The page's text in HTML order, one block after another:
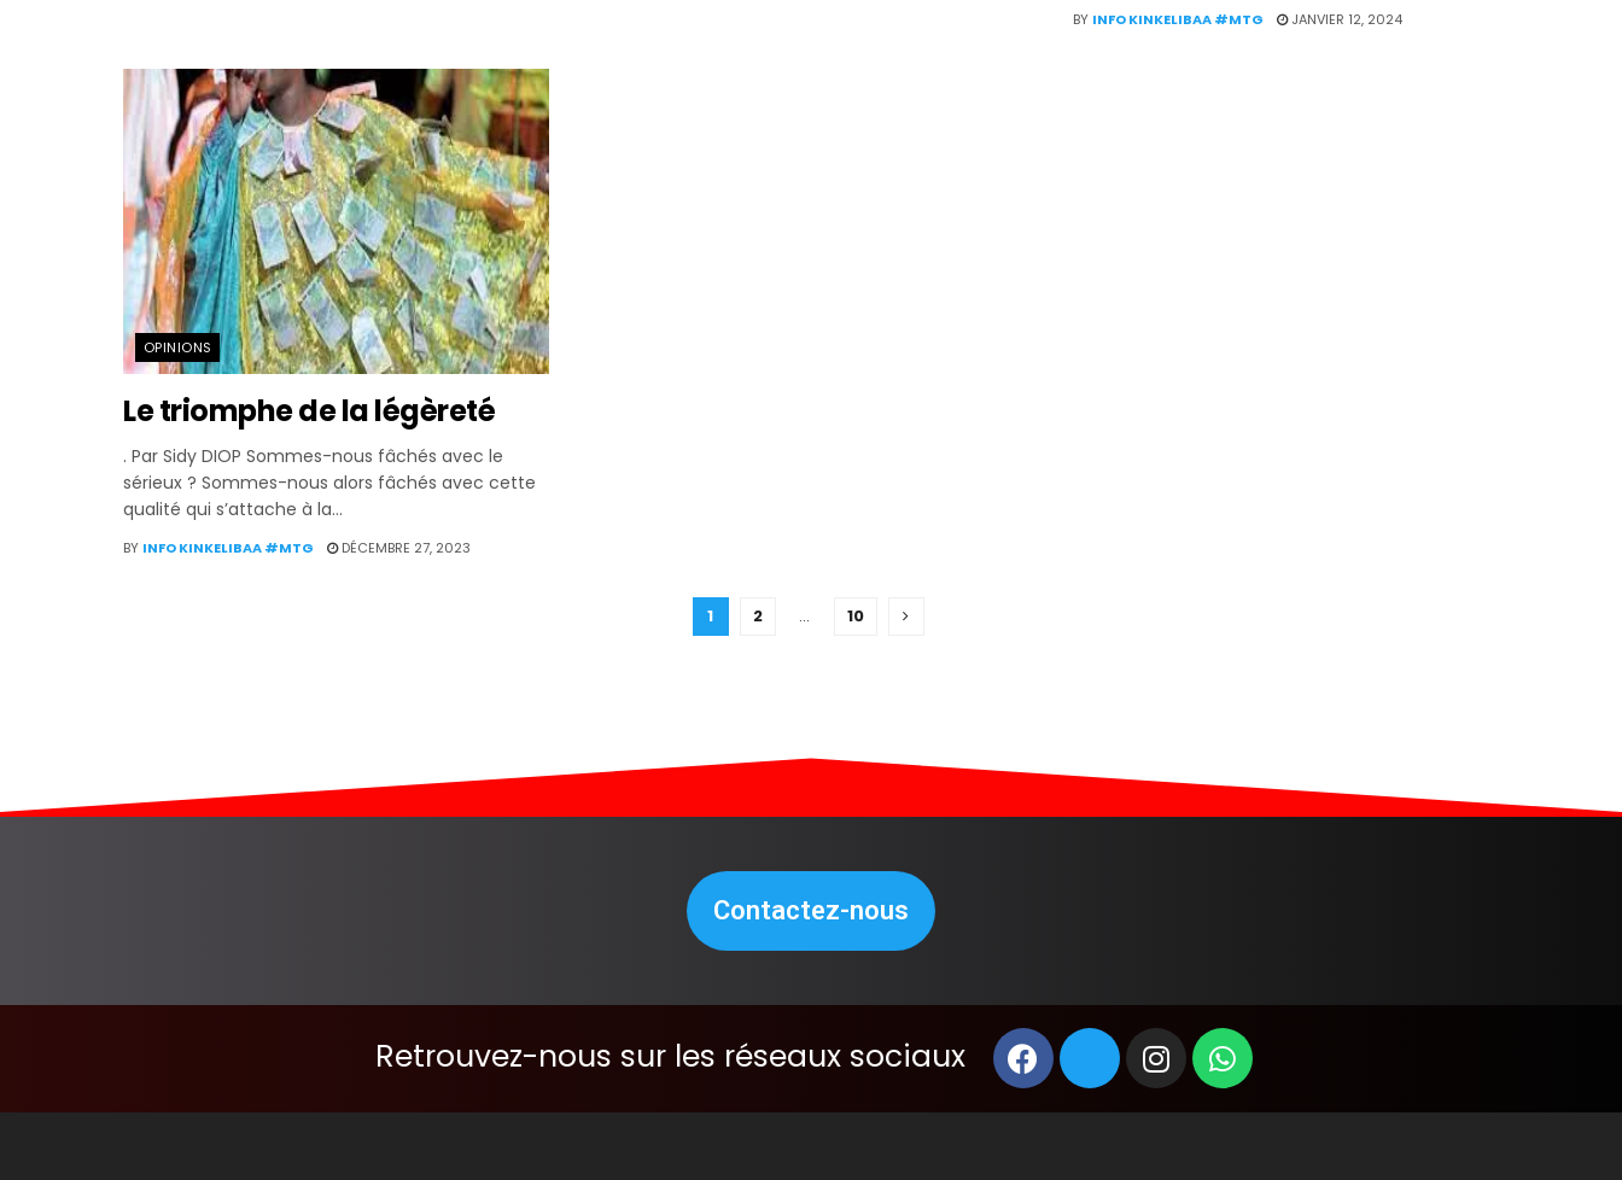
BY INFO KINKELIBAA #MTG JANVIER 12, 2024
OPINIONS
Le triomphe de la légèreté
. Par Sidy DIOP Sommes-nous fâchés avec le
sérieux ? Sommes-nous alors fâchés avec cette
qualité qui s’attache à la...
BY INFO KINKELIBAA #MTG DÉCEMBRE 27, 2023
1 2 … 10
Contactez-nous
Retrouvez-nous sur les réseaux sociaux